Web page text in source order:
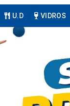
U.D VIDROS